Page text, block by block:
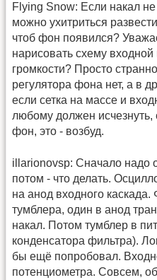
Flying Snow: Если накал
можно ухитриться
чтоб фон появился?
нарисовать схему
громкости? Просто
регулятора фона нет, а в
если сетка на массе и
любому должен
фон, это - возбуд.
illarionovsp: Сначало надо
потом - что делать.
на анод входного
тумблера, один в анод
накал. Потом тумблер в
конденсатора фильтра).
бы ещё попробовал.
потенциометра. Совсем,